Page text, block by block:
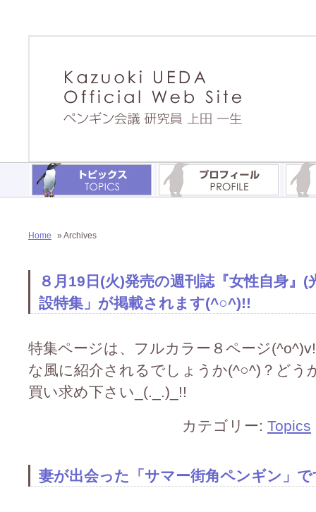
Home » Archives
８月19日(火)発売の週刊誌『女性自身』
設特集」が掲載されます(^○^)!!
特集ページは、フルカラー８ページ
な風に紹介されるでしょうか(^○^)？どう
買い求め下さい_(._.)_!!
カテゴリー: Topics
妻が出会った「サマー街角ペンギン」